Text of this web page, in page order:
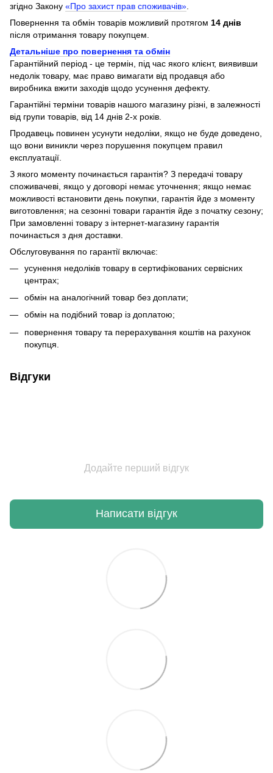
згідно Закону «Про захист прав споживачів»
Повернення та обмін товарів можливий протягом 14 днів
після отримання товару покупцем.
Детальніше про повернення та обмін
Гарантійний період - це термін, під час якого клієнт, виявивши
недолік товару, має право вимагати від продавця або
виробника вжити заходів щодо усунення дефекту.
Гарантійні терміни товарів нашого магазину різні, в залежності
від групи товарів, від 14 днів 2-х років.
Продавець повинен усунути недоліки, якщо не буде доведено,
що вони виникли через порушення покупцем правил
експлуатації.
З якого моменту починається гарантія? З передачі товару
споживачеві, якщо у договорі немає уточнення; якщо немає
можливості встановити день покупки, гарантія йде з моменту
виготовлення; на сезонні товари гарантія йде з початку сезону;
При замовленні товару з інтернет-магазину гарантія
починається з дня доставки.
Обслуговування по гарантії включає:
усунення недоліків товару в сертифікованих сервісних
центрах;
обмін на аналогічний товар без доплати;
обмін на подібний товар із доплатою;
повернення товару та перерахування коштів на рахунок
покупця.
Відгуки
Додайте перший відгук
Написати відгук